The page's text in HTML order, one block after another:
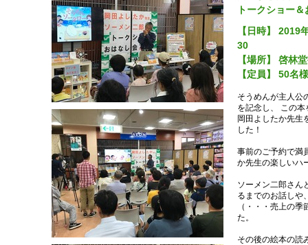
トークショー
【日時】
30
【場所】 啓林
【定員】 50名
そうめんが主人公
を記念し、 この
岡田よしたか先生
した！
事前のご予約で満
か先生の楽しいハ
ソーメン二郎さん
るまでのお話しや
（・・・売上の
た。
その後の絵本の読